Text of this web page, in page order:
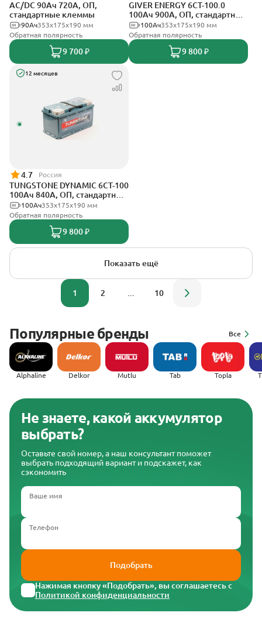
AC/DC 90Ач 720А, ОП,
стандартные клеммы
353х175х190 мм
90Ач
Обратная полярность
9 700 ₽
GIVER ENERGY 6СТ-100.0
100Ач 900А, ОП, стандартные
клеммы353х175х190 мм
100Ач
Обратная полярность
9 800 ₽
12 месяцев
4.7 Россия
TUNGSTONE DYNAMIC 6СТ-100
100Ач 840А, ОП, стандартные
клеммы353x175x190 мм
100Ач
Обратная полярность
9 800 ₽
Показать ещё
1 2 10
Популярные бренды Все
Alphaline Delkor Mutlu Tab Topla
Не знаете, какой аккумулятор
выбрать?
Оставьте свой номер, а наш консультант поможет
выбрать подходящий вариант и подскажет, как
сэкономить
Ваше имя
Телефон
Подобрать
Нажимая кнопку «Подобрать», вы соглашаетесь с
Политикой конфиденциальности